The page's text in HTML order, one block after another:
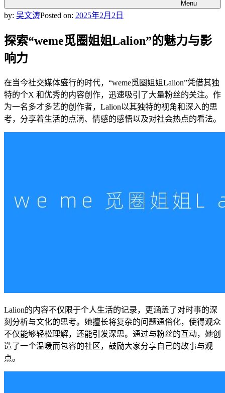
Menu
by: 吴文涛Posted on: 2025年2月2日
探索“weme觅圈姐姐Lalion”的魅力与影
响力
在当今社交媒体盛行的时代，“weme觅圈姐姐Lalion”凭借其独
特的个X 和优秀的内容创作，迅速吸引了大量粉丝的关注。作
为一名多才多艺的创作者，Lalion以其独特的视角和深入的思
考，分享着生活的点滴、情感的感悟以及对社会热点的看法。
Lalion的内容不仅限于个人生活的记录，更涵盖了对时事的深
刻分析与文化的思考。她擅长将复杂的问题通俗化，使得观众
不仅能够轻松理解，还能引发深思。通过与粉丝的互动，她创
造了一个温暖而包容的社区，鼓励大家分享自己的故事与观
点。